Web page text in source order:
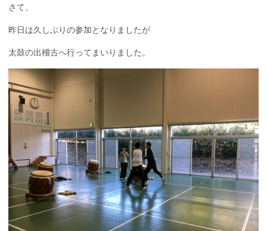
さて、
昨日は久しぶりの参加となりましたが
太鼓の出稽古へ行ってまいりました。